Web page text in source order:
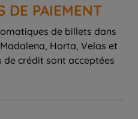
DE PAIEMENT
de billets dans
Horta, Velas et
de crédit sont acceptées